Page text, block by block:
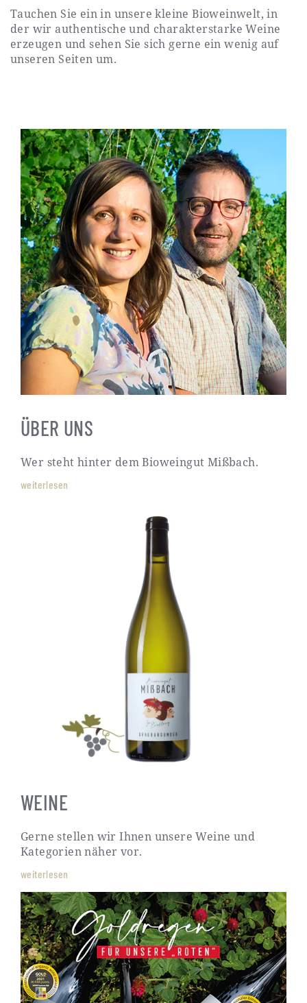
Tauchen Sie ein in unsere kleine Bioweinwelt, in
der wir authentische und charakterstarke Weine
erzeugen und sehen Sie sich gerne ein wenig auf
unseren Seiten um.
ÜBER UNS
Wer steht hinter dem Bioweingut Mißbach.
weiterlesen
WEINE
Gerne stellen wir Ihnen unsere Weine und
Kategorien näher vor.
weiterlesen